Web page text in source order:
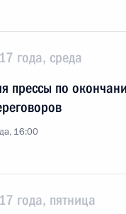
года, среда
прессы по
16:00
года, пятница